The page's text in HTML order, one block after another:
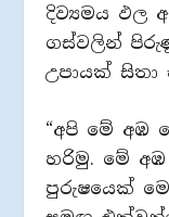
දිව්‍යමය ඵල
ගස්වලින්
උපායක් සිතා
“අපි මේ අඹ
හරිමු. මේ
පුරුෂයෙක්